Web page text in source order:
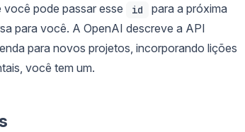
você pode passar esse id
para a próxima
para você. A OpenAI descreve a API
para novos projetos, incorporando lições
você tem um.